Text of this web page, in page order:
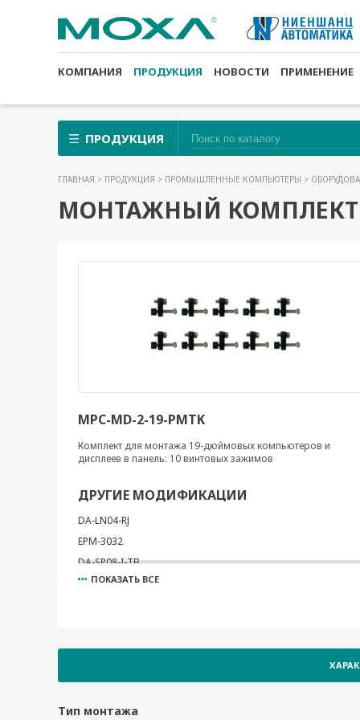
КОМПАНИЯ ПРОДУКЦИЯ НОВОСТИ ПРИМЕНЕНИЕ
ПРОДУКЦИЯ
ГЛАВНАЯ > ПРОДУКЦИЯ > ПРОМЫШЛЕННЫЕ КОМПЬЮТЕРЫ >
МОНТАЖНЫЙ КОМПЛЕКТ
MPC-MD-2-19-PMTK
Комплект для монтажа 19-дюймовых компьютеров и
дисплеев в панель: 10 винтовых зажимов
ДРУГИЕ МОДИФИКАЦИИ
DA-LN04-RJ
EPM-3032
DA-SP08-I-TB
DA-PRP-HSR
DA-SP08-I-DB
DA-SP08-DB
ПОКАЗАТЬ ВСЕ
Тип монтажа